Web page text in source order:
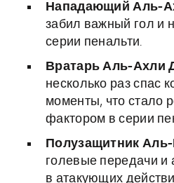
Нападающий Аль-
забил важный гол и
серии пенальти.
Вратарь Аль-Ахли
несколько раз спас
моменты, что стало
фактором в серии
Полузащитник
голевые передачи и
в атакующих